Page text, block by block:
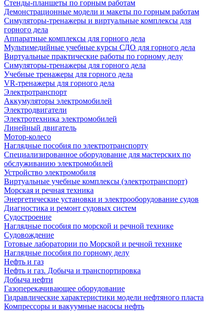
Стенды-планшеты по горным работам
Демонстрационные модели и макеты по горным работам
Симуляторы-тренажеры и виртуальные комплексы для
горного дела
Аппаратные комплексы для горного дела
Мультимедийные учебные курсы СДО для горного дела
Виртуальные практические работы по горному делу
Симуляторы-тренажеры для горного дела
Учебные тренажеры для горного дела
VR-тренажеры для горного дела
Электротранспорт
Аккумуляторы электромобилей
Электродвигатели
Электротехника электромобилей
Линейный двигатель
Мотор-колесо
Наглядные пособия по электротранспорту
Специализированное оборудование для мастерских по
обслуживанию электромобилей
Устройство электромобиля
Виртуальные учебные комплексы (электротранспорт)
Морская и речная техника
Энергетические установки и электрооборудование судов
Диагностика и ремонт судовых систем
Судостроение
Наглядные пособия по морской и речной технике
Судовождение
Готовые лаборатории по Морской и речной технике
Наглядные пособия по горному делу
Нефть и газ
Нефть и газ. Добыча и транспортировка
Добыча нефти
Газоперекачивающее оборудование
Гидравлические характеристики модели нефтяного пласта
Компрессоры и вакуумные насосы нефть